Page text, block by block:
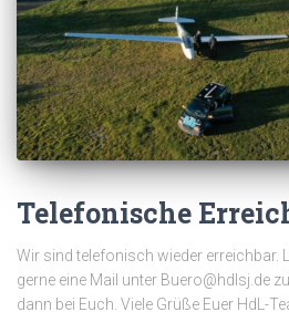
Telefonische
Wir sind telefonisch wieder erreichbar.
gerne eine Mail unter Buero@hdlsj.de
dann bei Euch. Viele Grüße Euer HdL-